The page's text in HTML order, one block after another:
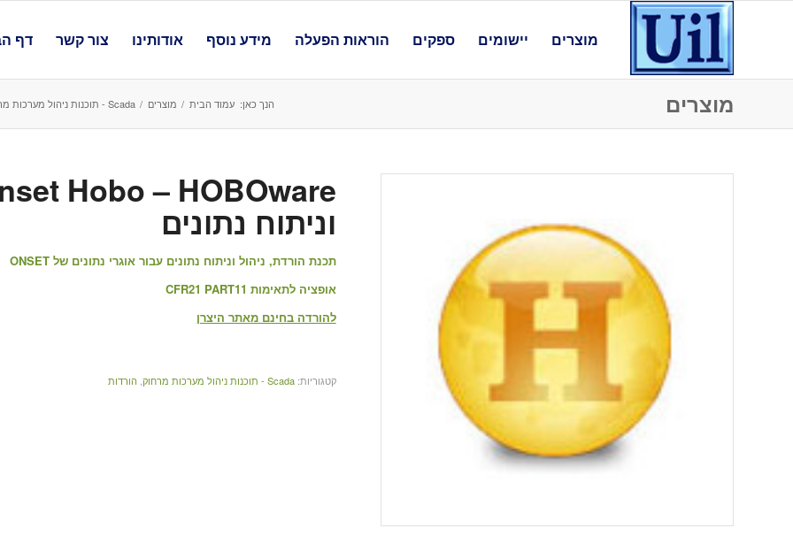
מוצרים יישומים ספקים הוראות הפעלה מידע נוסף אודותינו צור קשר דף
מוצרים הנך כאן: עמוד הבית / מוצרים / Scada - תוכנות ניהול מערכות מרחוק
וניתוח נתונים
תכנת הורדת, ניהול וניתוח נתונים עבור אוגרי נתונים של ONSET
אופציה לתאימות CFR21 PART11
להורדה בחינם מאתר היצרן
קטגוריות:Scada - תוכנות ניהול מערכות מרחוק הורדות